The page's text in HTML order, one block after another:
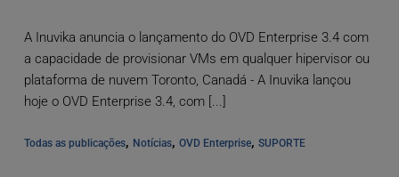
A Inuvika anuncia o lançamento do OVD Enterprise 3.4 com
a capacidade de provisionar VMs em qualquer hipervisor ou
plataforma de nuvem Toronto, Canadá - A Inuvika lançou
hoje o OVD Enterprise 3.4, com [...]
Todas as publicações, Notícias, OVD Enterprise, SUPORTE